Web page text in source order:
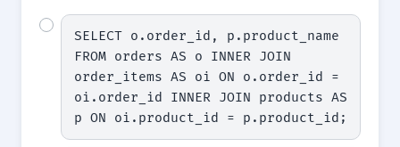
SELECT o.order_id, p.product_name
FROM orders AS o INNER JOIN
order_items AS oi ON o.order_id =
oi.order_id INNER JOIN products AS
p ON oi.product_id = p.product_id;